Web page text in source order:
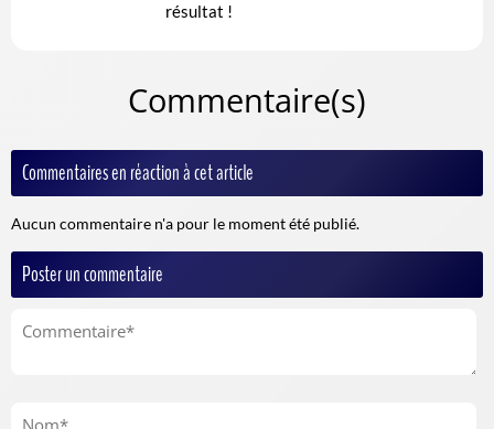
résultat !
Commentaire(s)
Commentaires en réaction à cet article
Aucun commentaire n'a pour le moment été publié.
Poster un commentaire